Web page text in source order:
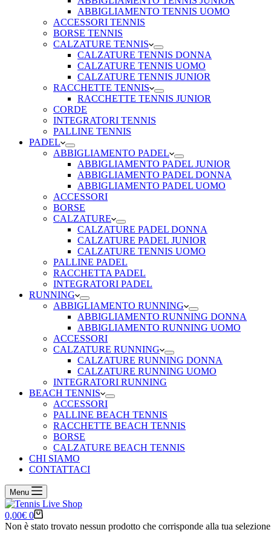
ABBIGLIAMENTO TENNIS UOMO
ACCESSORI TENNIS
BORSE TENNIS
CALZATURE TENNIS
CALZATURE TENNIS DONNA
CALZATURE TENNIS UOMO
CALZATURE TENNIS JUNIOR
RACCHETTE TENNIS
RACCHETTE TENNIS JUNIOR
CORDE
INTEGRATORI TENNIS
PALLINE TENNIS
PADEL
ABBIGLIAMENTO PADEL
ABBIGLIAMENTO PADEL JUNIOR
ABBIGLIAMENTO PADEL DONNA
ABBIGLIAMENTO PADEL UOMO
ACCESSORI
BORSE
CALZATURE
CALZATURE PADEL DONNA
CALZATURE PADEL JUNIOR
CALZATURE TENNIS UOMO
PALLINE PADEL
RACCHETTA PADEL
INTEGRATORI PADEL
RUNNING
ABBIGLIAMENTO RUNNING
ABBIGLIAMENTO RUNNING DONNA
ABBIGLIAMENTO RUNNING UOMO
ACCESSORI
CALZATURE RUNNING
CALZATURE RUNNING DONNA
CALZATURE RUNNING UOMO
INTEGRATORI RUNNING
BEACH TENNIS
ACCESSORI
PALLINE BEACH TENNIS
RACCHETTE BEACH TENNIS
BORSE
CALZATURE BEACH TENNIS
CHI SIAMO
CONTATTACI
Menu
Carrello
0,00€ 0
Non è stato trovato nessun prodotto che corrisponde alla tua